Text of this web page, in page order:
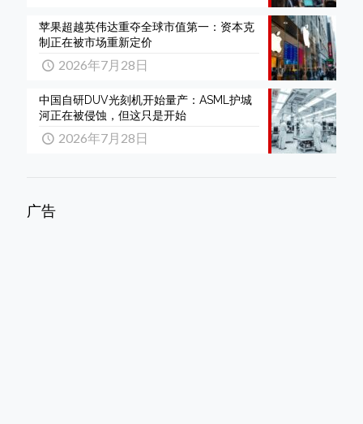
苹果超越英伟达重夺全球市值第一：资本克
制正在被市场重新定价
2026年7月28日
中国自研DUV光刻机开始量产：ASML护城
河正在被侵蚀，但这只是开始
2026年7月28日
广告